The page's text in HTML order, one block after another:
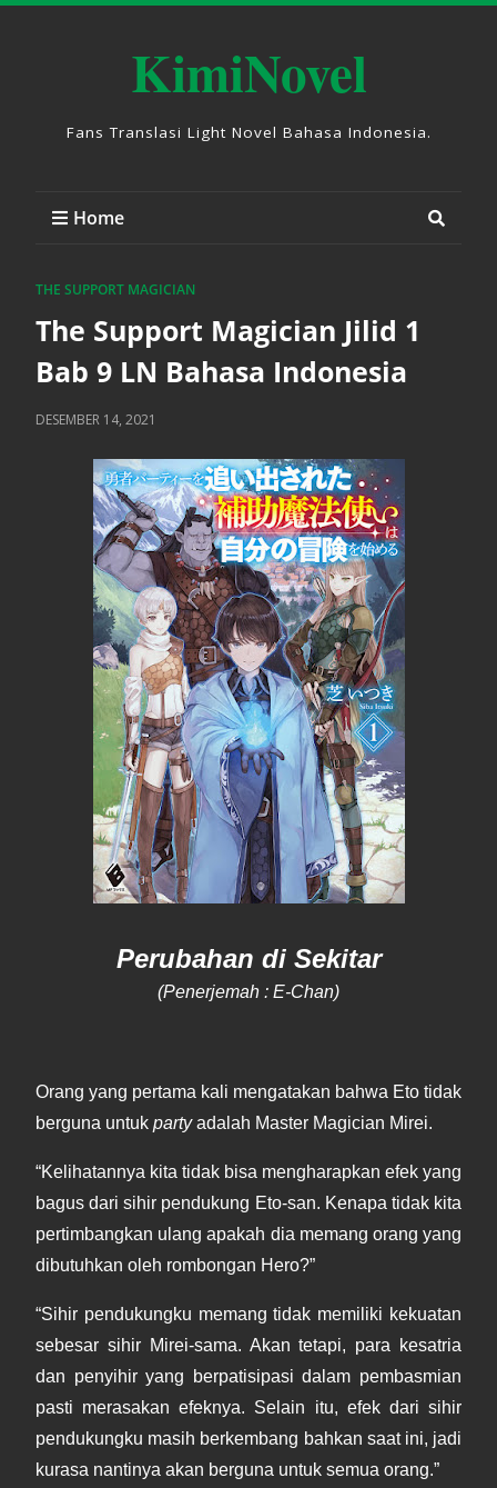
KimiNovel
Fans Translasi Light Novel Bahasa Indonesia.
Home
THE SUPPORT MAGICIAN
The Support Magician Jilid 1
Bab 9 LN Bahasa Indonesia
DESEMBER 14, 2021
Perubahan di Sekitar
(Penerjemah : E-Chan)
Orang yang pertama kali mengatakan bahwa Eto tidak
berguna untuk partyadalah Master Magician Mirei.
“Kelihatannya kita tidak bisa mengharapkan efek yang
bagus dari sihir pendukung Eto-san. Kenapa tidak kita
pertimbangkan ulang apakah dia memang orang yang
dibutuhkan oleh rombongan Hero?”
“Sihir pendukungku memang tidak memiliki kekuatan
sebesar sihir Mirei-sama. Akan tetapi, para kesatria
dan penyihir yang berpatisipasi dalam pembasmian
pasti merasakan efeknya. Selain itu, efek dari sihir
pendukungku masih berkembang bahkan saat ini, jadi
kurasa nantinya akan berguna untuk semua orang.”